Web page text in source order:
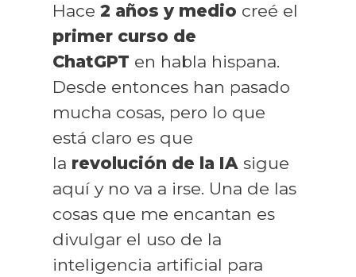
Hace 2 años y medio creé el
primer curso de
ChatGPT en habla hispana.
Desde entonces han pasado
mucha cosas, pero lo que
está claro es que
la revolución de la IA sigue
aquí y no va a irse. Una de las
cosas que me encantan es
divulgar el uso de la
inteligencia artificial para